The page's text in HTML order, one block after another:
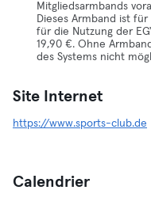
Mitgliedsarmbands
Dieses Armband ist
für die Nutzung der
19,90 €. Ohne
des Systems nicht
Site Internet
https://www.sports-club.de
Calendrier